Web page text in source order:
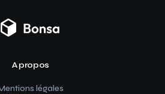
A propos
légales